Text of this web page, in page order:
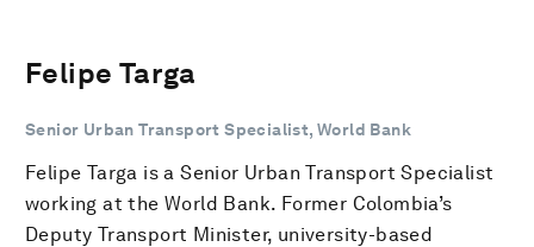
Felipe Targa
Senior Urban Transport Specialist, World Bank
Felipe Targa is a Senior Urban Transport Specialist
working at the World Bank. Former Colombia’s
Deputy Transport Minister, university-based